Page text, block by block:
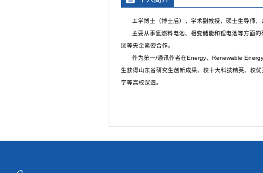
工学博士（博士后），学术副教授，硕士生导师，
主要从事氢燃料电池、相变储能和锂电池等方面
团等央企紧密合作。
作为第一/通讯作者在Energy、Renewable
生获得山东省研究生创新成果、校十大科技精英、校
学等高校深造。